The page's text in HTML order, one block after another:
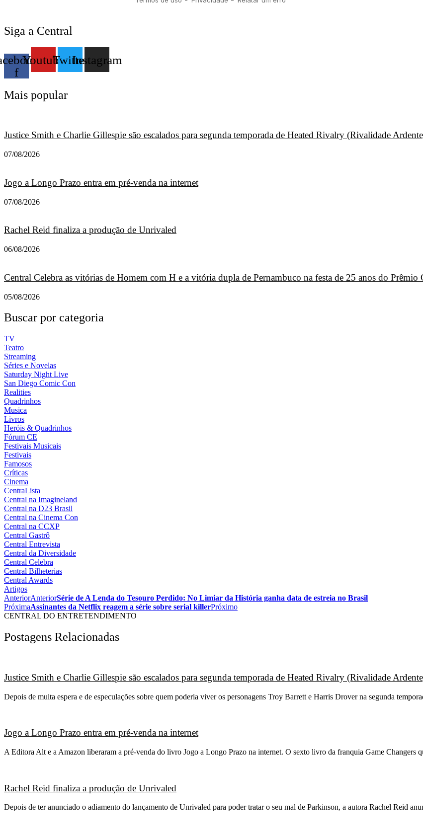
Siga a Central
f
YoutubeTwitterInstagram
Mais popular
Justice Smith e Charlie Gillespie são escalados para segunda temporada de Heated Rivalry (Rivalidade
07/08/2026
Jogo a Longo Prazo entra em pré-venda na internet
07/08/2026
Rachel Reid finaliza a produção de Unrivaled
06/08/2026
Central Celebra as vitórias de Homem com H e a vitória dupla de Pernambuco na festa de 25 anos do Prêmio
05/08/2026
Buscar por categoria
TV
Teatro
Streaming
Séries e Novelas
Saturday Night Live
San Diego Comic Con
Realities
Quadrinhos
Musica
Livros
Heróis & Quadrinhos
Fórum CE
Festivais Musicais
Festivais
Famosos
Críticas
Cinema
CentraLista
Central na Imagineland
Central na D23 Brasil
Central na Cinema Con
Central na CCXP
Central Gastrô
Central Entrevista
Central da Diversidade
Central Celebra
Central Bilheterias
Central Awards
Artigos
AnteriorAnteriorSérie de A Lenda do Tesouro Perdido: No Limiar da História ganha data de estreia no Brasil
PróximaAssinantes da Netflix reagem a série sobre serial killerPróximo
CENTRAL DO ENTRETENDIMENTO
Postagens Relacionadas
Justice Smith e Charlie Gillespie são escalados para segunda temporada de Heated Rivalry (Rivalidade
Depois de muita espera e de especulações sobre quem poderia viver os personagens Troy Barrett e Harris Drover na segunda
Jogo a Longo Prazo entra em pré-venda na internet
A Editora Alt e a Amazon liberaram a pré-venda do livro Jogo a Longo Prazo na internet. O sexto livro da franquia Game Changers
Rachel Reid finaliza a produção de Unrivaled
Depois de ter anunciado o adiamento do lançamento de Unrivaled para poder tratar o seu mal de Parkinson, a autora Rachel Reid